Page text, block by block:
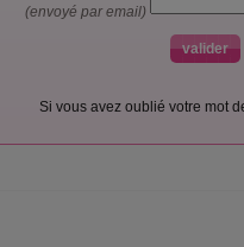
(envoyé par email)
Si vous avez oublié votre mot